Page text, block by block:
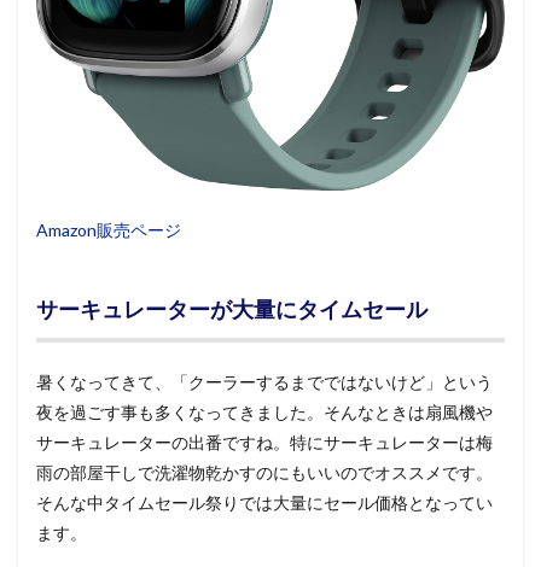
Amazon販売ページ
サーキュレーターが大量にタイムセール
暑くなってきて、「クーラーするまでではないけど」という
夜を過ごす事も多くなってきました。そんなときは扇風機や
サーキュレーターの出番ですね。特にサーキュレーターは梅
雨の部屋干しで洗濯物乾かすのにもいいのでオススメです。
そんな中タイムセール祭りでは大量にセール価格となってい
ます。